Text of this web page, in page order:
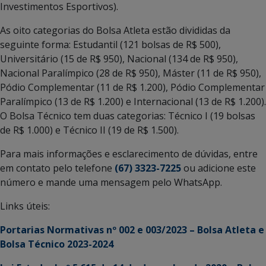
Investimentos Esportivos).
As oito categorias do Bolsa Atleta estão divididas da
seguinte forma: Estudantil (121 bolsas de R$ 500),
Universitário (15 de R$ 950), Nacional (134 de R$ 950),
Nacional Paralímpico (28 de R$ 950), Máster (11 de R$ 950),
Pódio Complementar (11 de R$ 1.200), Pódio Complementar
Paralímpico (13 de R$ 1.200) e Internacional (13 de R$ 1.200).
O Bolsa Técnico tem duas categorias: Técnico I (19 bolsas
de R$ 1.000) e Técnico II (19 de R$ 1.500).
Para mais informações e esclarecimento de dúvidas, entre
em contato pelo telefone (67) 3323-7225ou adicione este
número e mande uma mensagem pelo WhatsApp.
Links úteis:
Portarias Normativas nº 002 e 003/2023 – Bolsa Atleta e
Bolsa Técnico 2023-2024